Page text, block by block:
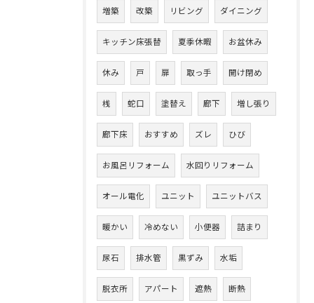
増築 改築 リビング ダイニング
キッチン床張替 夏季休暇 お盆休み
休み 戸 扉 取っ手 開け閉め
桟 蛇口 塗替え 廊下 増し張り
廊下床 おすすめ ズレ ひび
お風呂リフォーム 水回りリフォーム
オール電化 ユニット ユニットバス
暖かい 冷めない 小便器 詰まり
尿石 排水管 黒ずみ 水垢
脱衣所 アパート 遮熱 断熱